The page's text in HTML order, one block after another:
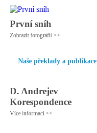
První sníh
Zobrazit fotografii >>
Naše překlady a publikace
D. Andrejev
Korespondence
Více informací >>